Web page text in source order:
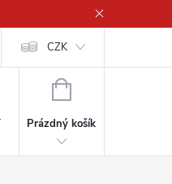
CZK
NÁKUPNÍ
Prázdný košík